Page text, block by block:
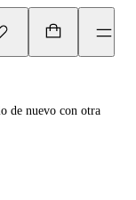
de nuevo con otra